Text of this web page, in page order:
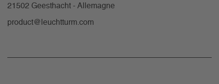
21502 Geesthacht - Allemagne
product@leuchtturm.com